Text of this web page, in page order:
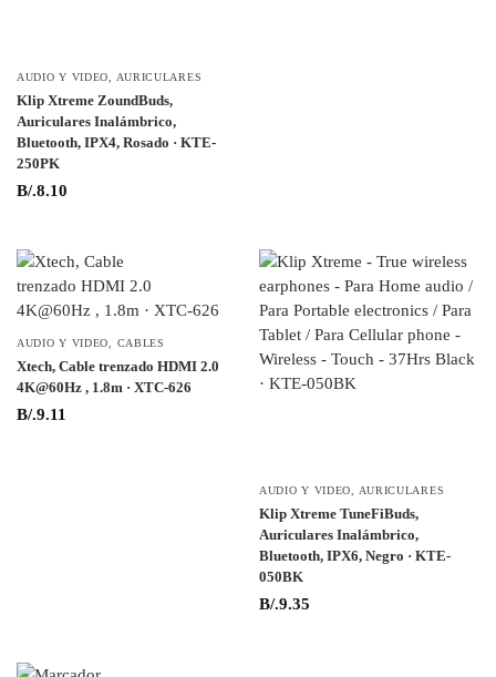
AUDIO Y VIDEO AURICULARES
Klip Xtreme ZoundBuds,
Auriculares Inalámbrico,
Bluetooth, IPX4, Rosado · KTE-
250PK
B/.8.10
AUDIO Y VIDEO CABLES
Xtech, Cable trenzado HDMI 2.0
4K@60Hz , 1.8m · XTC-626
B/.9.11
AUDIO Y VIDEO AURICULARES
Klip Xtreme TuneFiBuds,
Auriculares Inalámbrico,
Bluetooth, IPX6, Negro · KTE-
050BK
B/.9.35